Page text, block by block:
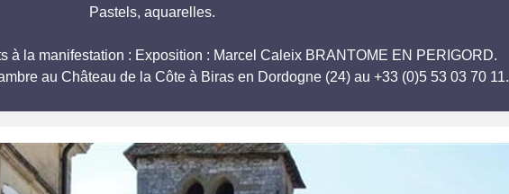
Pastels, aquarelles.
à la manifestation : Exposition : Marcel Caleix BRANTOME EN PERIGORD.
au Château de la Côte à Biras en Dordogne (24) au +33 (0)5 53 03 70 11.